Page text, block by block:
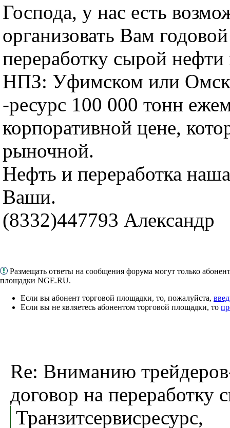
Господа, у нас есть
организовать Вам
переработку сырой
НПЗ: Уфимском или
-ресурс 100 000 тонн
корпоративной цене,
рыночной.
Нефть и переработка
Ваши.
(8332)447793 Александр
Размещать ответы на сообщения форума могут только
площадки NGE.RU.
Если вы абонент торговой площадки, то, пожалуйста,
Если вы не являетесь абонентом торговой площадки, то
Re: Вниманию
договор на переработку
Транзитсервисресурс,